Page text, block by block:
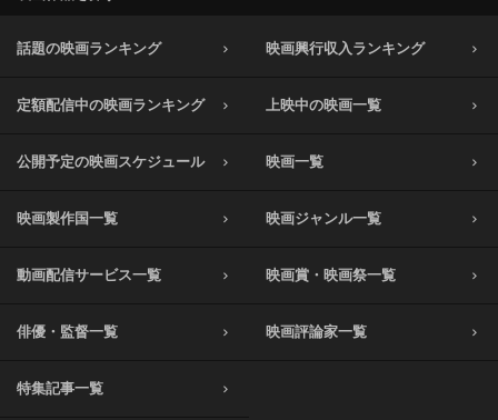
話題の映画ランキング 映画興行収入ランキング
定額配信中の映画ランキング 上映中の映画一覧
公開予定の映画スケジュール 映画一覧
映画製作国一覧 映画ジャンル一覧
動画配信サービス一覧 映画賞・映画祭一覧
俳優・監督一覧 映画評論家一覧
特集記事一覧